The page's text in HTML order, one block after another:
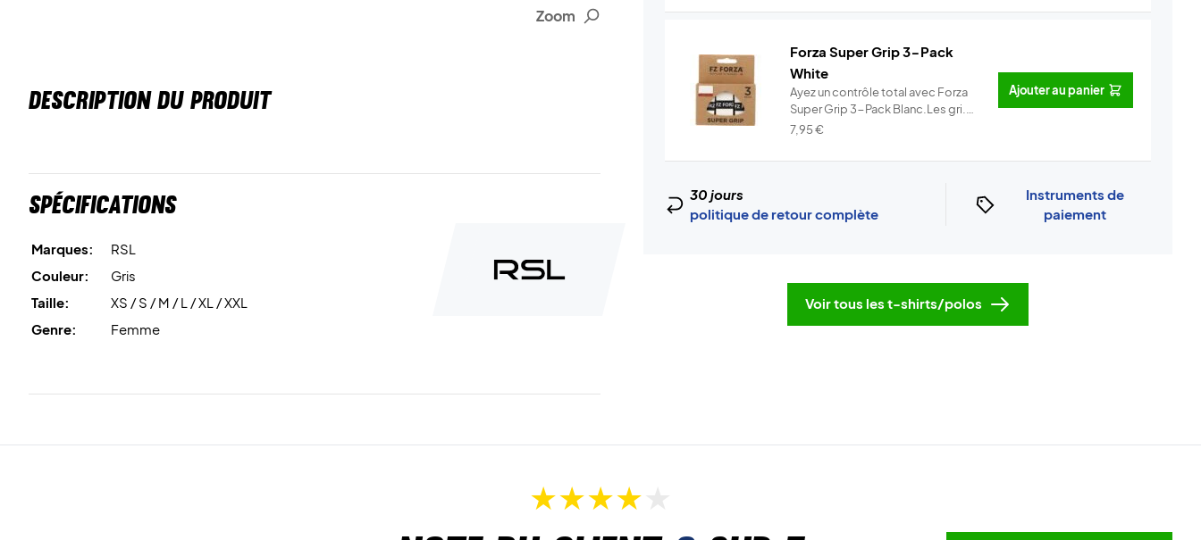
Zoom
DESCRIPTION DU PRODUIT
Spécifications
Marques:
RSL
Couleur:
Gris
Taille:
XS / S / M / L / XL / XXL
Genre:
Femme
Forza Super Grip 3-Pack
White
Ayez un contrôle total avec Forza
Super Grip 3-Pack Blanc.Les gri...
Info
7,95€
Ajouter au panier
30 jours
politique de retour complète
Instruments de
paiement
Voir tous les t-shirts/polos